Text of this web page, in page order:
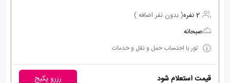
2 نفره
( بدون نفر اضافه )
صبحانه
تور با احتساب حمل و نقل و خدمات
قیمت استعلام شود رزرو پکیج